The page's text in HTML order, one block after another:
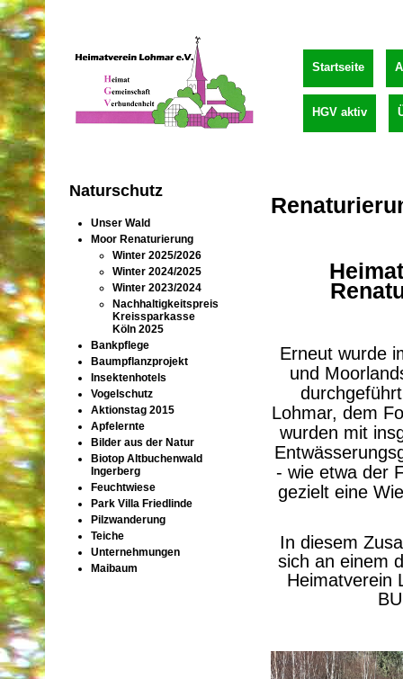
Startseite
HGV aktiv
Naturschutz
Unser Wald
Moor Renaturierung
Winter 2025/2026
Winter 2024/2025
Winter 2023/2024
Nachhaltigkeitspreis
Kreissparkasse
Köln 2025
Bankpflege
Baumpflanzprojekt
Insektenhotels
Vogelschutz
Aktionstag 2015
Apfelernte
Bilder aus der Natur
Biotop Altbuchenwald
Ingerberg
Feuchtwiese
Park Villa Friedlinde
Pilzwanderung
Teiche
Unternehmungen
Maibaum
Erneut wurde
und
Lohmar, dem
wurden mit
- wie etwa der
gezielt eine
In diesem
sich an einem
Heimatverein